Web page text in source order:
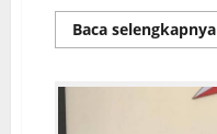
Baca selengkapnya